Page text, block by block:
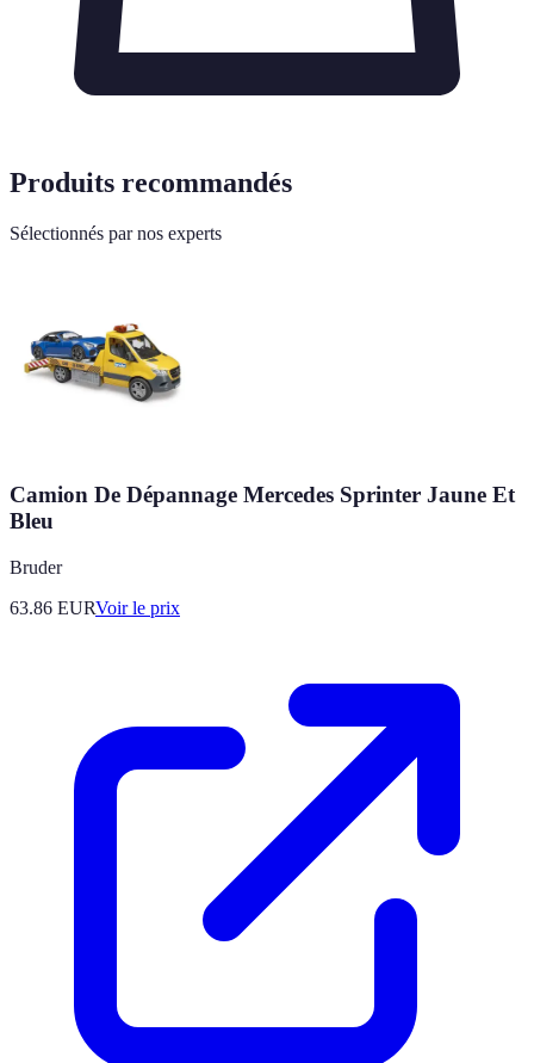
Produits recommandés
Sélectionnés par nos experts
Camion De Dépannage Mercedes Sprinter Jaune Et
Bleu
Bruder
63.86 EURVoir le prix